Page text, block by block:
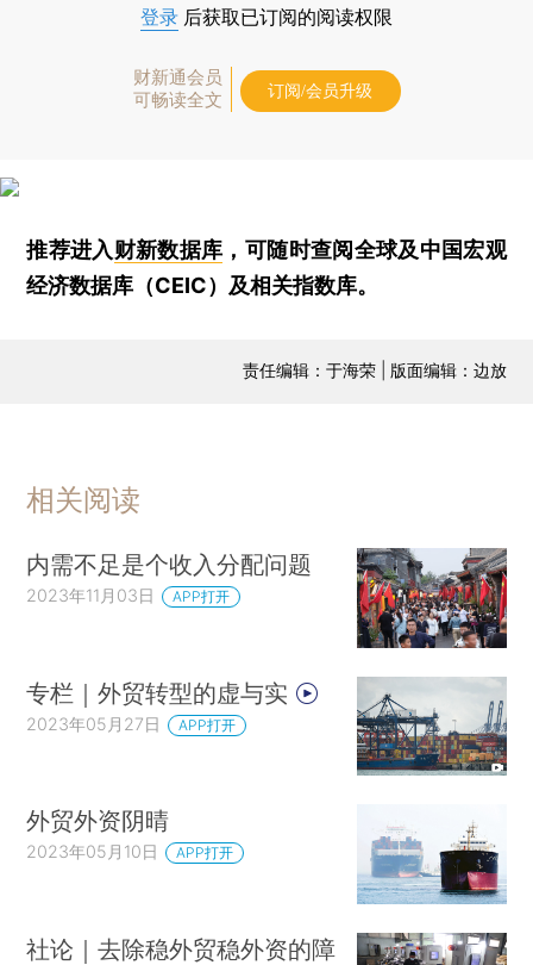
登录 后获取已订阅的阅读权限
财新通会员
可畅读全文
订阅/会员升级
推荐进入财新数据库 ，可随时查阅全球及中国宏观
经济数据库（CEIC）及相关指数库。
责任编辑：于海荣 | 版面编辑：边放
相关阅读
内需不足是个收入分配问题
2023年11月03日 APP打开
专栏｜外贸转型的虚与实
2023年05月27日 APP打开
外贸外资阴晴
2023年05月10日 APP打开
社论｜去除稳外贸稳外资的障